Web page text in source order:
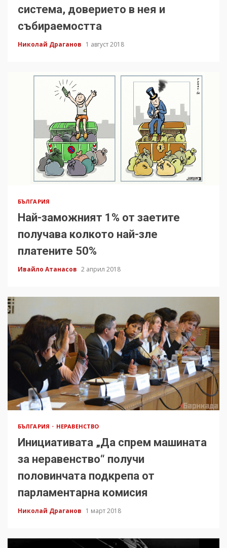
система, доверието в нея и
събираемостта
Николай Драганов 1 август 2018
БЪЛГАРИЯ
Най-заможният 1% от заетите
получава колкото най-зле
платените 50%
Ивайло Атанасов 2 април 2018
БЪЛГАРИЯ НЕРАВЕНСТВО
Инициативата „Да спрем машината
за неравенство“ получи
половинчата подкрепа от
парламентарна комисия
Николай Драганов 1 март 2018